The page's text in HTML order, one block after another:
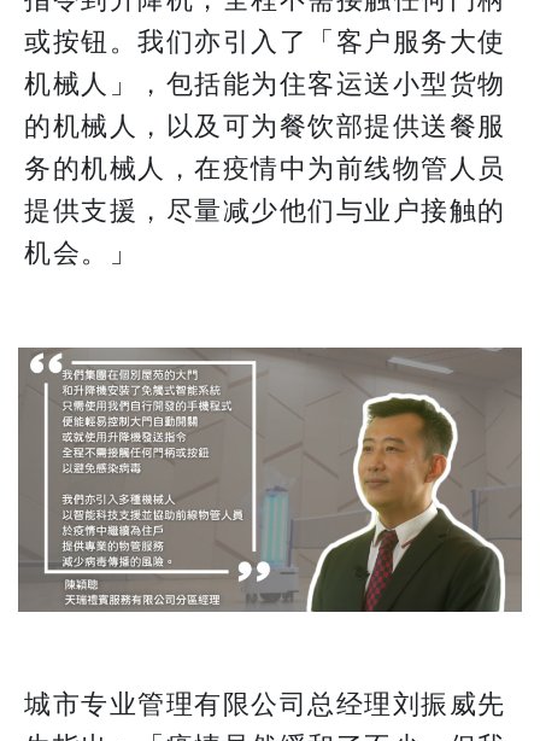
或按钮。我们亦引入了「客户服务大使
机械人」，包括能为住客运送小型货物
的机械人，以及可为餐饮部提供送餐服
务的机械人，在疫情中为前线物管人员
提供支援，尽量减少他们与业户接触的
机会。」
城市专业管理有限公司总经理刘振威先